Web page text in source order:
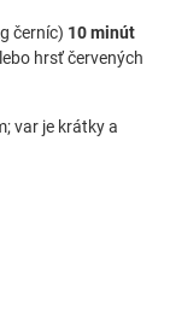
černíc) 10 minút
hrsť červených
var je krátky a